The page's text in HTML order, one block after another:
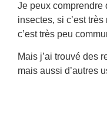
Je peux comprendre
insectes, si c’est
c’est très peu
Mais j’ai trouvé des
mais aussi d’autres